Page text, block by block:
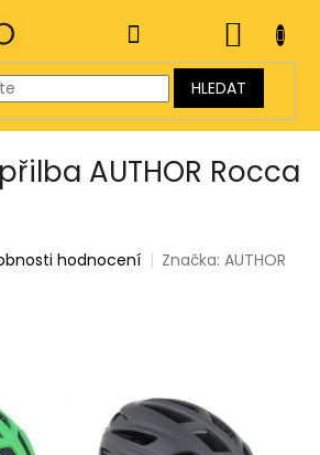
HLEDAT
KOŠÍK
AUTHOR Rocca
hodnocení Značka:AUTHOR